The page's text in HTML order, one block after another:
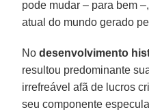
pode mudar – para bem
atual do mundo gerado
Nodesenvolvimento
resultou predominante
irrefreável afã de lucros
seu componente